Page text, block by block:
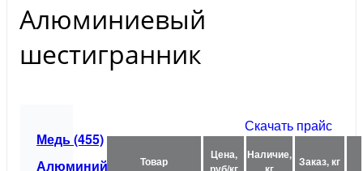
Алюминиевый
шестигранник
Медь (455)
Алюминий (724)
Скачать прайс
Товар
Цена,
Наличие, Заказ, кг